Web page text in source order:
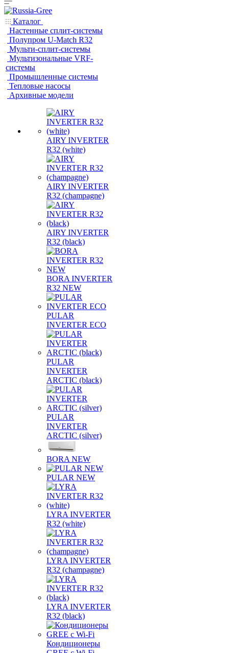
Каталог
Настенные сплит-системы
Полупром U-Match R32
Мульти-сплит-системы
Мультизональные VRF-
системы
Промышленные системы
Тепловые насосы
Архивные модели
AIRY INVERTER
R32 (white)
AIRY INVERTER
R32 (champagne)
AIRY INVERTER
R32 (black)
BORA INVERTER
R32 NEW
PULAR
INVERTER ECO
PULAR
INVERTER
ARCTIC (black)
PULAR
INVERTER
ARCTIC (silver)
BORA NEW
PULAR NEW
LYRA INVERTER
R32 (white)
LYRA INVERTER
R32 (champagne)
LYRA INVERTER
R32 (black)
Кондиционеры